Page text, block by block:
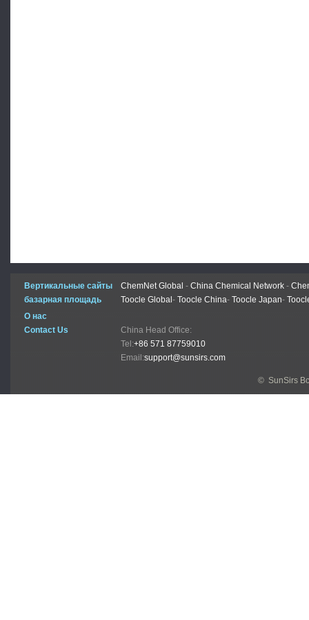
Вертикальные сайты ChemNet Global - China Chemical Network -
базарная площадь
Toocle Global - Toocle China- Toocle Japan-
О нас
Contact Us
China Head Office:
Tel:+86 571 87759010
Email:support@sunsirs.com
© SunSirs